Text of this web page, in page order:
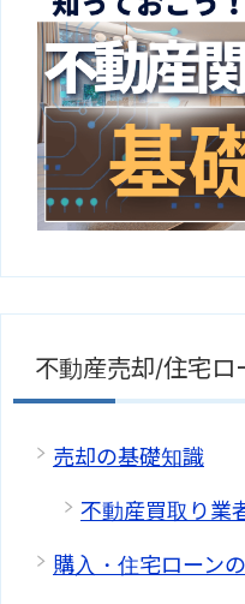
不動産売却/住宅ロ
売却の基礎知識
不動産買取り業
購入・住宅ローン